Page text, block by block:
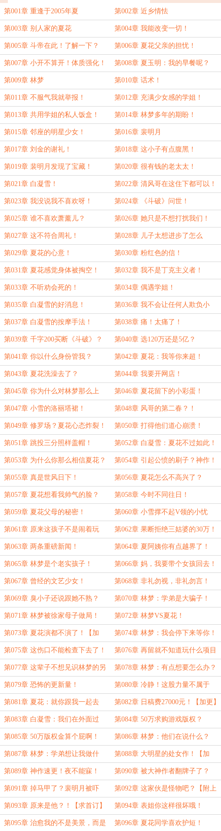
第001章 重逢于2005年夏 第002章 近乡情怯
第003章 别人家的夏花 第004章 我能改变一切！
第005章 斗帝在此！了解一下？ 第006章 夏花父亲的担忧！
第007章 小开不算开！体质强化！ 第008章 夏玉明：我的早餐呢？
第009章 林梦 第010章 话术！
第011章 不服气我就举报！ 第012章 充满少女感的学姐！
第013章 共用学姐的私人饭盒！ 第014章 林梦多年的期盼！
第015章 邻座的明星少女！ 第016章 裴明月
第017章 刘金的谢礼！ 第018章 这小子有点腹黑！
第019章 裴明月发现了宝藏！ 第020章 很有钱的老太太！
第021章 白凝雪！ 第022章 清风哥在这住下都可以！
第023章 我没说我不喜欢呀！ 第024章 《斗破》问世！
第025章 谁不喜欢萧薰儿？ 第026章 她只是不想打扰我们！
第027章 这不符合周礼！ 第028章 儿子太想进步了怎么
办？！
第029章 夏花的心意！ 第030章 粉红色的信！
第031章 夏花感觉身体被掏空！ 第032章 我不是丁克主义者！
第033章 不听劝会死的！ 第034章 偶遇学姐！
第035章 白凝雪的好消息！ 第036章 我不会让任何人欺负小
雪！
第037章 白凝雪的按摩手法！ 第038章 痛！太痛了！
第039章 千字200买断《斗破》？ 第040章 选120万还是5亿？
第041章 你以什么身份管我？ 第042章 夏花：我等你来超！
第043章 夏花洗澡去了？ 第044章 我要开网店！
第045章 你为什么对林梦那么上
心？
第046章 夏花留下的小彩蛋！
第047章 小雪的洛丽塔裙！ 第048章 风哥的第二春？！
第049章 修罗场？夏花心态炸裂！ 第050章 打得他们道心崩溃！
第051章 跳投三分照样盖帽！ 第052章 白凝雪：夏花不过如此！
第053章 为什么你那么相信夏花？ 第054章 引起公愤的刷子？神作！
【加更】
第055章 真是世风日下！ 第056章 夏花怎么不高兴了？
第057章 夏花想看我帅气的脸？ 第058章 今时不同往日！
第059章 夏花父母的秘密！ 第060章 小雪撑不起V领的小忧
伤！
第061章 原来这孩子不是闹着玩
的！
第062章 果断拒绝三姑婆的30万！
第063章 两条重磅新闻！ 第064章 夏阿姨你有点越界了！
第065章 林梦是个老实孩子！ 第066章 妈，我要带个女孩回去！
第067章 曾经的文艺少女！ 第068章 非礼勿视，非礼勿言！
第069章 臭小子还说跟她不熟？ 第070章 林梦：学弟是大骗子！
第071章 林梦被徐家母子做局！ 第072章 林梦VS夏花！
第073章 夏花演都不演了！【加
更】
第074章 林梦：我会停下来等你！
第075章 这伤口不能检查下去了！ 第076章 再留就不知道玩什么项目
了【加更】
第077章 这辈子不想见识林梦的另
一面【加更】
第078章 林梦：有点想要怎么办？
【加更】
第079章 恐怖的更新量！ 第080章 冷静！这股力量不属于
你！
第081章 夏花：就你跟我一起去
吗？【加更】
第082章 日稿费27000元！【加更】
第083章 白凝雪：我们在外面过
夜？【加更】
第084章 50万求购游戏版权？
第085章 50万版权金算个屁啊！ 第086章 林梦：他们在说什么？
【加更】
第087章 林梦：学弟想让我做什
么？【加更】
第088章 大明星的处女作！【加
更】
第089章 神作速更！夜不能寐！ 第090章 被大神作者翻牌子了？
第091章 掉马甲了？裴明月被吓
哭！【加更】
第092章 这家伙是怪物吧？【附上
架感言】
第093章 原来是他？！【求首订】 第094章 表姐你这样很坏哦！
第095章 治愈我的不是美景，而是 第096章 夏花同学喜欢护短！